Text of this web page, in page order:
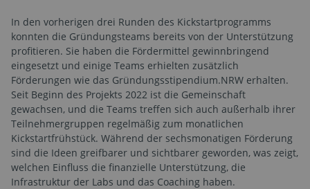
In den vorherigen drei Runden des Kickstartprogramms
konnten die Gründungsteams bereits von der Unterstützung
profitieren. Sie haben die Fördermittel gewinnbringend
eingesetzt und einige Teams erhielten zusätzlich
Förderungen wie das Gründungsstipendium.NRW erhalten.
Seit Beginn des Projekts 2022 ist die Gemeinschaft
gewachsen, und die Teams treffen sich auch außerhalb ihrer
Teilnehmergruppen regelmäßig zum monatlichen
Kickstartfrühstück. Während der sechsmonatigen Förderung
sind die Ideen greifbarer und sichtbarer geworden, was zeigt,
welchen Einfluss die finanzielle Unterstützung, die
Infrastruktur der Labs und das Coaching haben.